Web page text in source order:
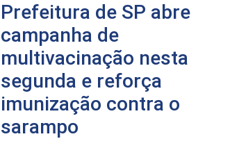
Prefeitura de SP abre
campanha de
multivacinação nesta
segunda e reforça
imunização contra o
sarampo